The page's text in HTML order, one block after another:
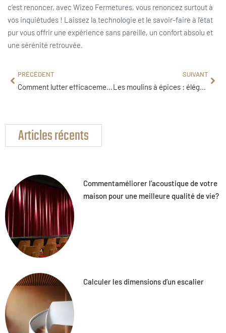
c’est renoncer, avec Wizeo Fermetures, vous renoncez surtout à
vos inquiétudes ! Laissez la technologie et le savoir-faire à l’état
pur vous offrir une expérience sans pareille, un confort absolu et
une sérénité retrouvée.
PRÉCÉDENT
Comment lutter efficacement contre l’humidité dans une maison ?
SUIVANT
Les moulins à épices : élégance et efficacité pour votre cuisine moderne
Articles récents
Commentaméliorer l’acoustique de votre
maison pour une meilleure qualité de vie?
Calculer les dimensions d’un escalier